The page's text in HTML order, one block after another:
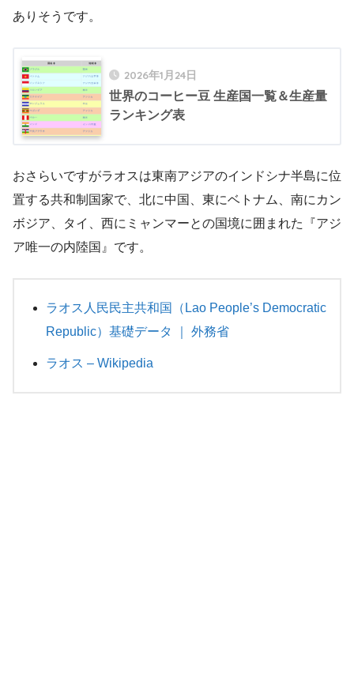
ありそうです。
2026年1月24日
世界のコーヒー豆 生産国一覧＆生産量
ランキング表
おさらいですがラオスは東南アジアのインドシナ半島に位
置する共和制国家で、北に中国、東にベトナム、南にカン
ボジア、タイ、西にミャンマーとの国境に囲まれた『アジ
ア唯一の内陸国』です。
ラオス人民民主共和国（Lao People’s Democratic
Republic）基礎データ ｜ 外務省
ラオス – Wikipedia